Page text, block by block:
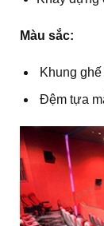
Màu sắc:
Khung
Đệm tựa